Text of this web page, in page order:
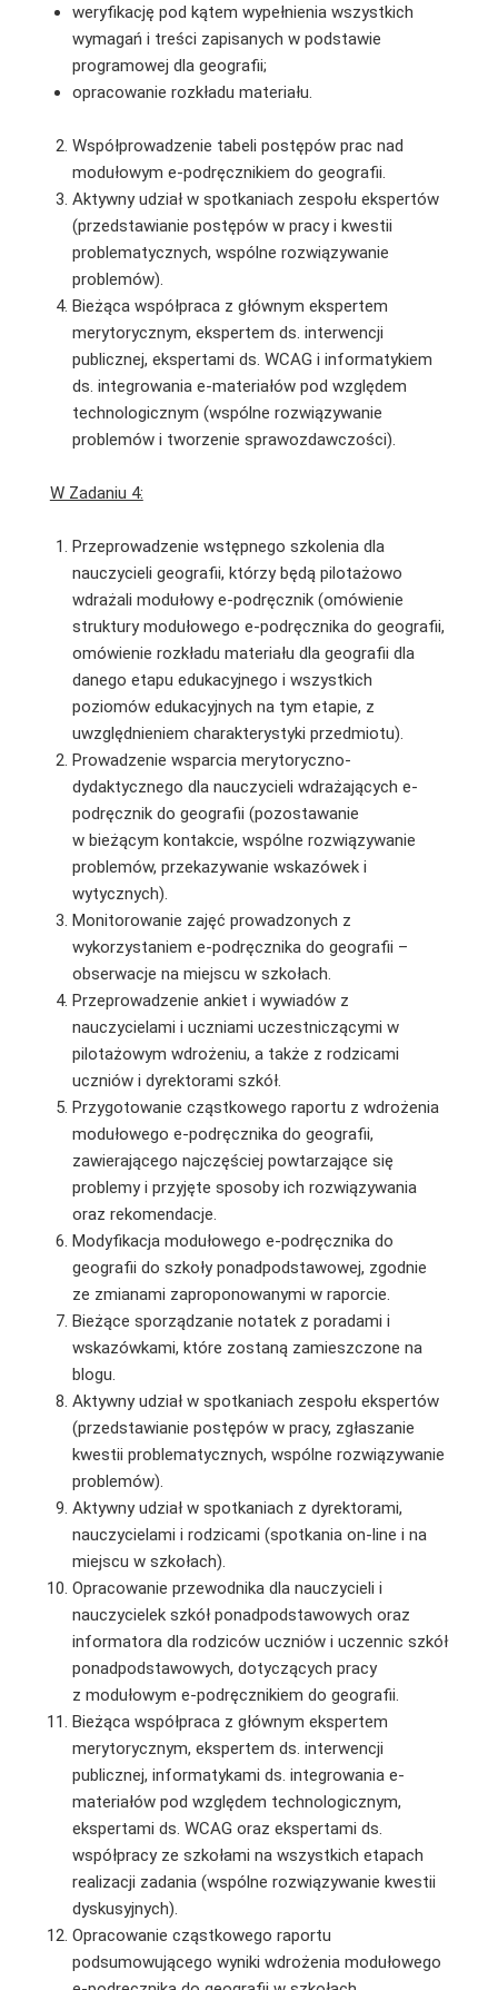
weryfikację pod kątem wypełnienia wszystkich
wymagań i treści zapisanych w podstawie
programowej dla geografii;
opracowanie rozkładu materiału.
Współprowadzenie tabeli postępów prac nad
modułowym e-podręcznikiem do geografii.
Aktywny udział w spotkaniach zespołu ekspertów
(przedstawianie postępów w pracy i kwestii
problematycznych, wspólne rozwiązywanie
problemów).
Bieżąca współpraca z głównym ekspertem
merytorycznym, ekspertem ds. interwencji
publicznej, ekspertami ds. WCAG i informatykiem
ds. integrowania e-materiałów pod względem
technologicznym (wspólne rozwiązywanie
problemów i tworzenie sprawozdawczości).
W Zadaniu 4:
Przeprowadzenie wstępnego szkolenia dla
nauczycieli geografii, którzy będą pilotażowo
wdrażali modułowy e-podręcznik (omówienie
struktury modułowego e-podręcznika do geografii,
omówienie rozkładu materiału dla geografii dla
danego etapu edukacyjnego i wszystkich
poziomów edukacyjnych na tym etapie, z
uwzględnieniem charakterystyki przedmiotu).
Prowadzenie wsparcia merytoryczno-
dydaktycznego dla nauczycieli wdrażających e-
podręcznik do geografii (pozostawanie
w bieżącym kontakcie, wspólne rozwiązywanie
problemów, przekazywanie wskazówek i
wytycznych).
Monitorowanie zajęć prowadzonych z
wykorzystaniem e-podręcznika do geografii –
obserwacje na miejscu w szkołach.
Przeprowadzenie ankiet i wywiadów z
nauczycielami i uczniami uczestniczącymi w
pilotażowym wdrożeniu, a także z rodzicami
uczniów i dyrektorami szkół.
Przygotowanie cząstkowego raportu z wdrożenia
modułowego e-podręcznika do geografii,
zawierającego najczęściej powtarzające się
problemy i przyjęte sposoby ich rozwiązywania
oraz rekomendacje.
Modyfikacja modułowego e-podręcznika do
geografii do szkoły ponadpodstawowej, zgodnie
ze zmianami zaproponowanymi w raporcie.
Bieżące sporządzanie notatek z poradami i
wskazówkami, które zostaną zamieszczone na
blogu.
Aktywny udział w spotkaniach zespołu ekspertów
(przedstawianie postępów w pracy, zgłaszanie
kwestii problematycznych, wspólne rozwiązywanie
problemów).
Aktywny udział w spotkaniach z dyrektorami,
nauczycielami i rodzicami (spotkania on-line i na
miejscu w szkołach).
Opracowanie przewodnika dla nauczycieli i
nauczycielek szkół ponadpodstawowych oraz
informatora dla rodziców uczniów i uczennic szkół
ponadpodstawowych, dotyczących pracy
z modułowym e-podręcznikiem do geografii.
Bieżąca współpraca z głównym ekspertem
merytorycznym, ekspertem ds. interwencji
publicznej, informatykami ds. integrowania e-
materiałów pod względem technologicznym,
ekspertami ds. WCAG oraz ekspertami ds.
współpracy ze szkołami na wszystkich etapach
realizacji zadania (wspólne rozwiązywanie kwestii
dyskusyjnych).
Opracowanie cząstkowego raportu
podsumowującego wyniki wdrożenia modułowego